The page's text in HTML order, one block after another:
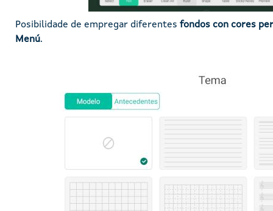
Posibilidade de empregar diferentes fondos con cores
Menú.